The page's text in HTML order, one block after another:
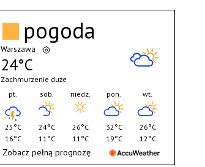
pogoda
Warszawa
24°C
Zachmurzenie duże
pt.
25°C
16°C
sob.
24°C
11°C
niedz.
26°C
11°C
pon.
32°C
19°C
wt.
26°C
12°C
Zobacz pełną prognozę